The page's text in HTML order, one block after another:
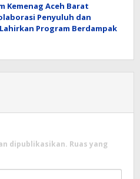
Kemenag Aceh Barat
Penyuluh dan
Program Berdampak
dipublikasikan. Ruas yang